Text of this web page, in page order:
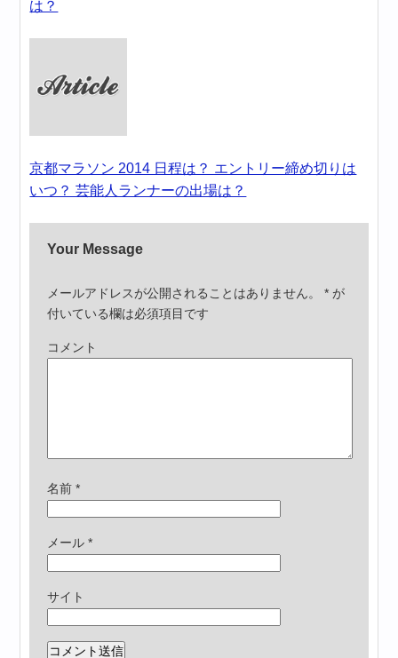
は？
京都マラソン 2014 日程は？ エントリー締め切りは
いつ？ 芸能人ランナーの出場は？
Your Message
メールアドレスが公開されることはありません。 * が
付いている欄は必須項目です
コメント
名前*
メール*
サイト